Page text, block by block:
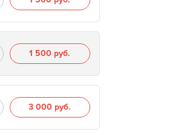
1 500 руб.
3 000 руб.